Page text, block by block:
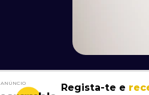
ANÚNCIO Regista-te e